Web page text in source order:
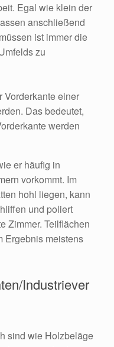
Egal wie klein der
anschließend
ist immer die
zu
Vorderkante einer
Das bedeutet,
werden
er häufig in
vorkommt. Im
hohl liegen, kann
und poliert
Zimmer. Teilflächen
Ergebnis meistens
Industriever
sind wie Holzbeläge